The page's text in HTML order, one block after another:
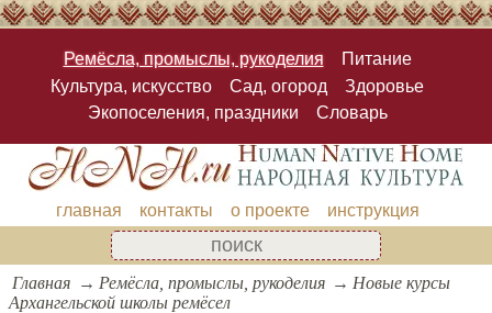
Ремёсла, промыслы, рукоделия
Питание
Культура, искусство
Сад, огород
Здоровье
Экопоселения, праздники
Словарь
главная контакты о проекте инструкция
Главная Ремёсла, промыслы, рукоделия
Новые курсы
Архангельской школы ремёсел